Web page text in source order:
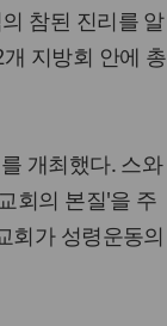
참된 진리를 알
지방회 안에 총
개최했다. 스와
회의 본질'을 주
회가 성령운동의